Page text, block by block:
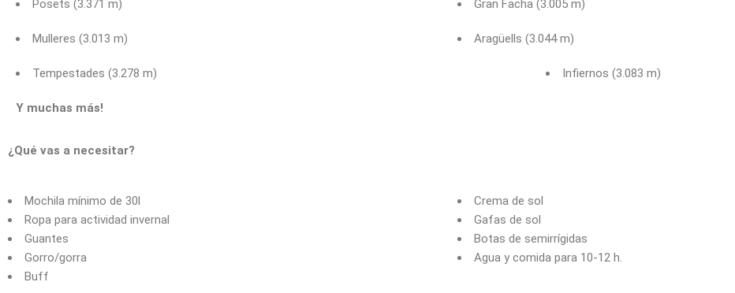
Posets (3.371 m) Gran Facha (3.005 m)
Mulleres (3.013 m) Aragüells (3.044 m)
Tempestades (3.278 m) Infiernos (3.083 m)
Y muchas más!
¿Qué vas a necesitar?
Mochila mínimo de 30l
Ropa para actividad invernal
Guantes
Gorro/gorra
Buff
Crema de sol
Gafas de sol
Botas de semirrígidas
Agua y comida para 10-12 h.